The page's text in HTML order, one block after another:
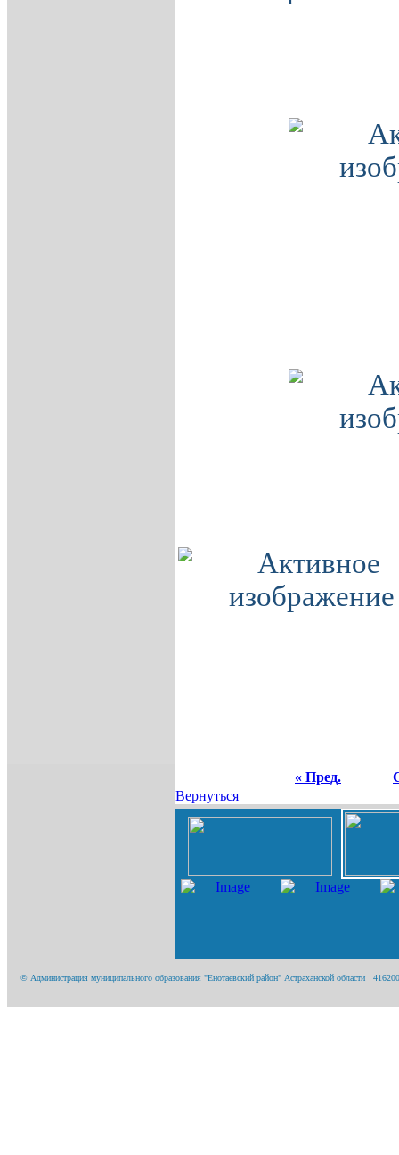
« Пред.
Вернуться
© Администрация муниципального образования "Енотаевский район" Астраханской области